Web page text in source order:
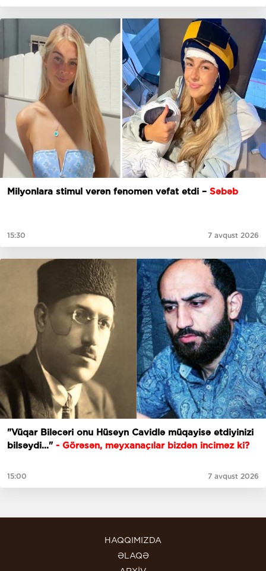
Milyonlara stimul verən fenomen vəfat etdi – Səbəb
15:30 7 avqust 2026
"Vüqar Biləcəri onu Hüseyn Cavidlə müqayisə etdiyinizi
bilsəydi..." - Görəsən, meyxanaçılar bizdən inciməz ki?
15:00 7 avqust 2026
HAQQIMIZDA
ƏLAQƏ